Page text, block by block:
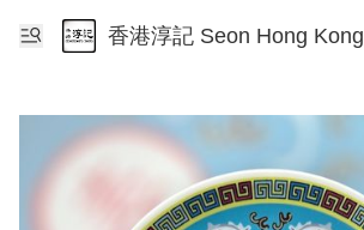
香港淳記 Seon Hong Kong